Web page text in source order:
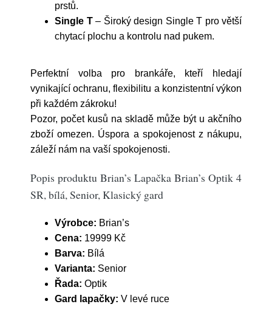
prstů.
Single T– Široký design Single T pro větší
chytací plochu a kontrolu nad pukem.
Perfektní volba pro brankáře, kteří hledají
vynikající ochranu, flexibilitu a konzistentní výkon
při každém zákroku!
Pozor, počet kusů na skladě může být u akčního
zboží omezen. Úspora a spokojenost z nákupu,
záleží nám na vaší spokojenosti.
Popis produktu Brian’s Lapačka Brian’s Optik 4
SR, bílá, Senior, Klasický gard
Výrobce: Brian’s
Cena: 19999 Kč
Barva: Bílá
Varianta: Senior
Řada: Optik
Gard lapačky: V levé ruce